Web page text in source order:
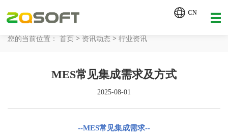
CN
您的当前位置： 首页 > 资讯动态 > 行业资讯
MES常见集成需求及方式
2025-08-01
--MES常见集成需求--
【AI 智能体重塑企业运营管理.pdf】